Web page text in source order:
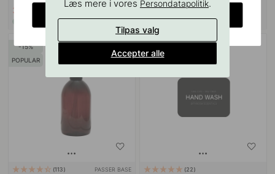
30 kr 151 kr189 kr
På lager
15
POPULAR
113 PASSER BASE 22
Læs mere i vores Persondatapolitik.
Tilpas valg
Accepter alle